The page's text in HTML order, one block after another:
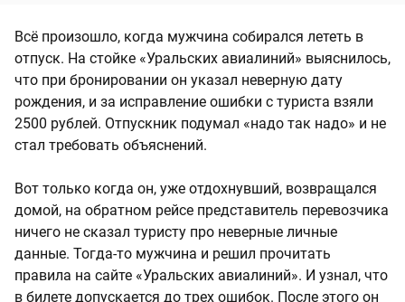
Всё произошло, когда мужчина собирался лететь в
отпуск. На стойке «Уральских авиалиний» выяснилось,
что при бронировании он указал неверную дату
рождения, и за исправление ошибки с туриста взяли
2500 рублей. Отпускник подумал «надо так надо» и не
стал требовать объяснений.
Вот только когда он, уже отдохнувший, возвращался
домой, на обратном рейсе представитель перевозчика
ничего не сказал туристу про неверные личные
данные. Тогда-то мужчина и решил прочитать
правила на сайте «Уральских авиалиний». И узнал, что
в билете допускается до трех ошибок. После этого он